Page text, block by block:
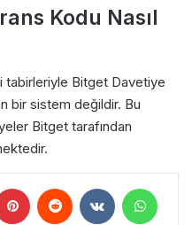
Kodu Nasıl
Bitget Davetiye
bir sistem değildir. Bu
Bitget tarafından